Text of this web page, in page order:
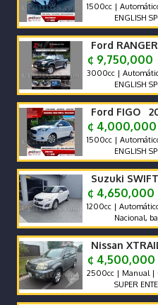
1500cc |
ENGLISH
Ford
¢ 9,750,000
3000cc |
ENGLISH
Ford FIGO
¢ 4,000,000
1500cc |
ENGLISH
Suzuki
¢ 4,650,000
1200cc |
Nacional, bajo
Nissan
¢ 4,500,000
2500cc | Manual |
SUPER ENTERO